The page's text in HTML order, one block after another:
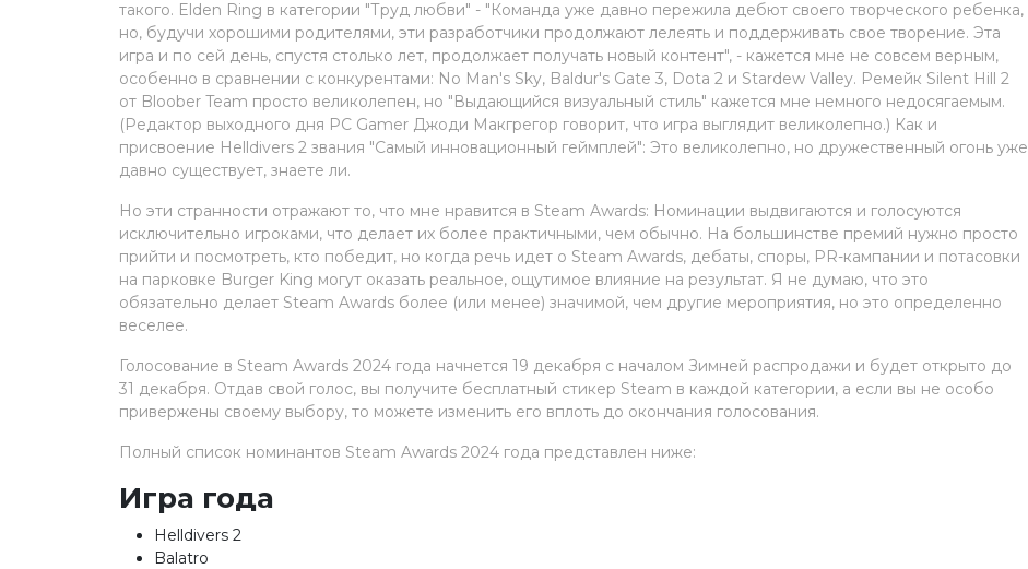
такого. Elden Ring в категории "Труд любви" - "Команда уже давно пережила дебют своего творческого ребенка,
но, будучи хорошими родителями, эти разработчики продолжают лелеять и поддерживать свое творение. Эта
игра и по сей день, спустя столько лет, продолжает получать новый контент", - кажется мне не совсем верным,
особенно в сравнении с конкурентами: No Man's Sky, Baldur's Gate 3, Dota 2 и Stardew Valley. Ремейк Silent Hill 2
от Bloober Team просто великолепен, но "Выдающийся визуальный стиль" кажется мне немного недосягаемым.
(Редактор выходного дня PC Gamer Джоди Макгрегор говорит, что игра выглядит великолепно.) Как и
присвоение Helldivers 2 звания "Самый инновационный геймплей": Это великолепно, но дружественный огонь уже
давно существует, знаете ли.
Но эти странности отражают то, что мне нравится в Steam Awards: Номинации выдвигаются и голосуются
исключительно игроками, что делает их более практичными, чем обычно. На большинстве премий нужно просто
прийти и посмотреть, кто победит, но когда речь идет о Steam Awards, дебаты, споры, PR-кампании и потасовки
на парковке Burger King могут оказать реальное, ощутимое влияние на результат. Я не думаю, что это
обязательно делает Steam Awards более (или менее) значимой, чем другие мероприятия, но это определенно
веселее.
Голосование в Steam Awards 2024 года начнется 19 декабря с началом Зимней распродажи и будет открыто до
31 декабря. Отдав свой голос, вы получите бесплатный стикер Steam в каждой категории, а если вы не особо
привержены своему выбору, то можете изменить его вплоть до окончания голосования.
Полный список номинантов Steam Awards 2024 года представлен ниже:
Игра года
Helldivers 2
Balatro